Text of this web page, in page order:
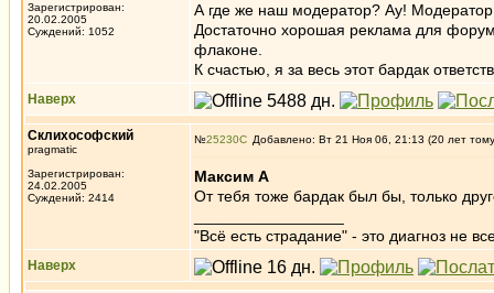
Зарегистрирован:
20.02.2005
Суждений: 1052
А где же наш модератор? Ау!
Достаточно хорошая реклама для
флаконе.
К счастью, я за весь этот бардак
Наверх
Склихософский
pragmatic
Зарегистрирован:
24.02.2005
Суждений: 2414
№25230 Добавлено: Вт 21 Ноя 06, 21:13 (20 лет
Максим А
От тебя тоже бардак был бы, только
"Всё есть страдание" - это диагноз не
Наверх